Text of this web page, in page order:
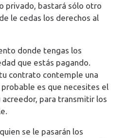
privado, bastará sólo otro
le cedas los derechos al
donde tengas los
que estás pagando.
contrato contemple una
es que necesites el
para transmitir los
se le pasarán los